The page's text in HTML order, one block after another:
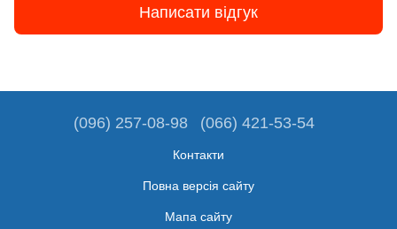
Написати відгук
(096) 257-08-98 (066) 421-53-54
Контакти
Повна версія сайту
Мапа сайту